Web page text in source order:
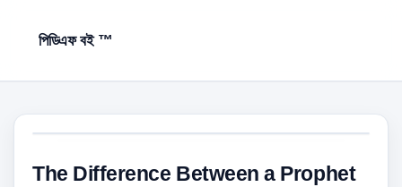
পিডিএফ বই ™
The Difference Between a Prophet